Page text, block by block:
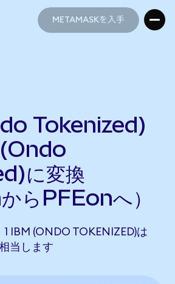
METAMASKを入手
Tokenized)
に変換
らPFEonへ）
IBM (ONDO TOKENIZED)は
当します